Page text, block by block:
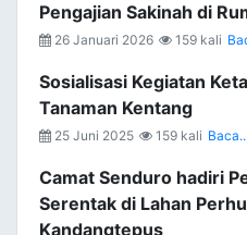
Pengajian Sakinah di
26 Januari 2026 159 kali
Sosialisasi Kegiatan
Tanaman Kentang
25 Juni 2025 159 kali
Camat Senduro hadiri
Serentak di Lahan
Kandangtepus